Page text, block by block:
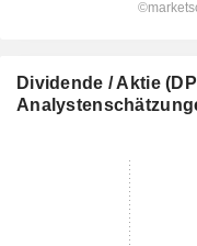
Dividende / Aktie